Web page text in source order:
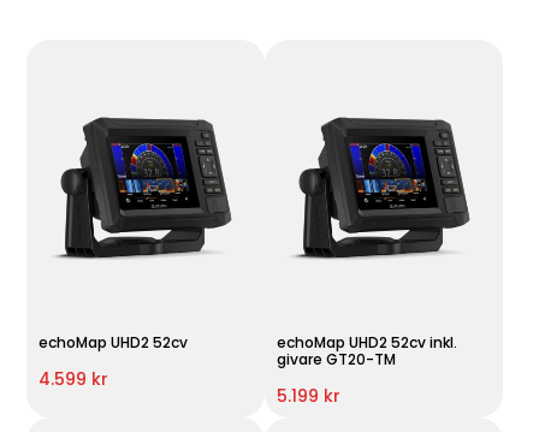
echoMap UHD2 52cv
4.599 kr
echoMap UHD2 52cv inkl.
givare GT20-TM
5.199 kr